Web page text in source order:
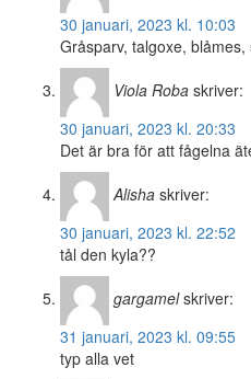
30 januari, 2023 kl. 10:03
Gråsparv, talgoxe, blåmes,
Viola Roba skriver:
30 januari, 2023 kl. 20:33
Det är bra för att fågelna
Alisha skriver:
30 januari, 2023 kl. 22:52
tål den kyla??
gargamel skriver:
31 januari, 2023 kl. 09:55
typ alla vet